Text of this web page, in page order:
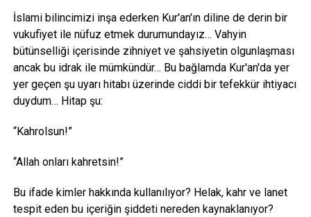
İslami bilincimizi inşa ederken Kur'an'ın diline de derin bir
vukufiyet ile nüfuz etmek durumundayız… Vahyin
bütünselliği içerisinde zihniyet ve şahsiyetin olgunlaşması
ancak bu idrak ile mümkündür… Bu bağlamda Kur'an'da yer
yer geçen şu uyarı hitabı üzerinde ciddi bir tefekkür ihtiyacı
duydum… Hitap şu:
“Kahrolsun!”
“Allah onları kahretsin!”
Bu ifade kimler hakkında kullanılıyor? Helak, kahr ve lanet
tespit eden bu içeriğin şiddeti nereden kaynaklanıyor?